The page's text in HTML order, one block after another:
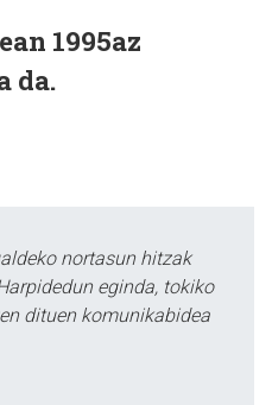
1995az
da.
nortasun hitzak
eginda, tokiko
dituen komunikabidea